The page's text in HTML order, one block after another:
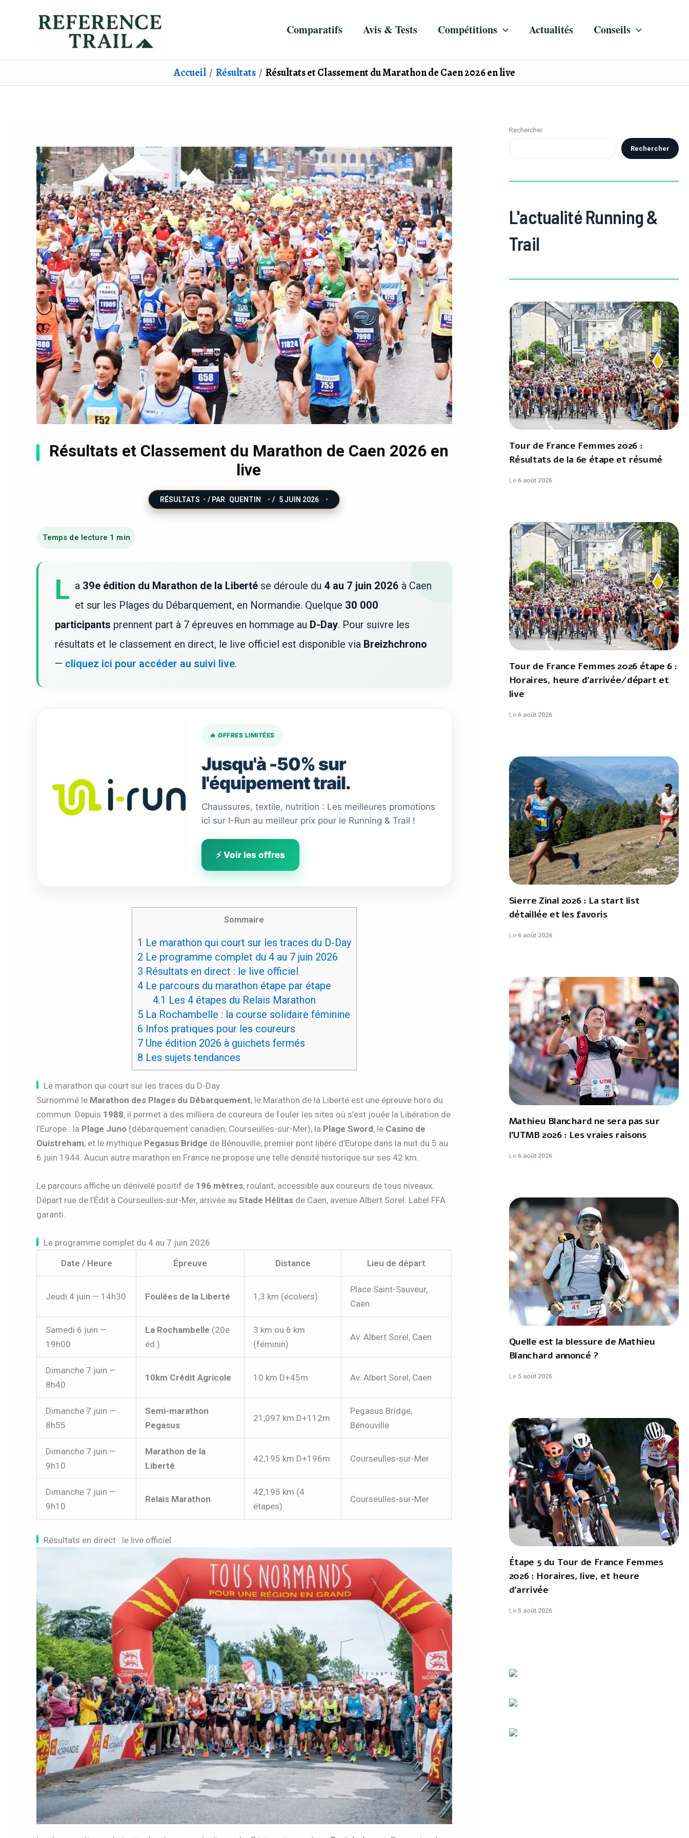
Comparatifs Avis & Tests Compétitions Actualités Conseils
Accueil Résultats Résultats et Classement du Marathon de Caen 2026 en live
Résultats et Classement du Marathon de Caen 2026 en
live
RÉSULTATS / PAR QUENTIN / 5 JUIN 2026
L a 39e édition du Marathon de la Liberté se déroule du 4 au 7 juin 2026 à Caen
et sur les Plages du Débarquement, en Normandie. Quelque 30 000
participants prennent part à 7 épreuves en hommage au D-Day. Pour suivre les
résultats et le classement en direct, le live officiel est disponible via Breizhchrono
— cliquez ici pour accéder au suivi live.
🔥 OFFRES LIMITÉES
Jusqu'à -50% sur
l'équipement trail.
Chaussures, textile, nutrition : Les meilleures promotions
ici sur I-Run au meilleur prix pour le Running & Trail !
⚡ Voir les offres
Sommaire
1 Le marathon qui court sur les traces du D-Day
2 Le programme complet du 4 au 7 juin 2026
3 Résultats en direct : le live officiel
4Le parcours du marathon étape par étape
4.1 Les 4 étapes du Relais Marathon
5La Rochambelle : la course solidaire féminine
6 Infos pratiques pour les coureurs
7Une édition 2026 à guichets fermés
8 Les sujets tendances
Le marathon qui court sur les traces du D-Day
Surnommé le Marathon des Plages du Débarquement, le Marathon de la Liberté est une épreuve hors du
commun. Depuis 1988, il permet à des milliers de coureurs de fouler les sites où s’est jouée la Libération de
l’Europe : la Plage Juno (débarquement canadien, Courseulles-sur-Mer), la Plage Sword, le Casino de
Ouistreham, et le mythique Pegasus Bridge de Bénouville, premier pont libéré d’Europe dans la nuit du 5 au
6 juin 1944. Aucun autre marathon en France ne propose une telle densité historique sur ses 42 km.
Le parcours affiche un dénivelé positif de 196 mètres, roulant, accessible aux coureurs de tous niveaux.
Départ rue de l’Édit à Courseulles-sur-Mer, arrivée au Stade Hélitas de Caen, avenue Albert Sorel. Label FFA
garanti.
Le programme complet du 4 au 7 juin 2026
Date / Heure
Épreuve Distance Lieu de départ
Jeudi 4 juin — 14h30 Foulées de la Liberté 1,3 km (écoliers)
Place Saint-Sauveur,
Caen
Samedi 6 juin —
19h00
La Rochambelle (20e
éd.)
3 km ou 6 km
(féminin)
Av. Albert Sorel, Caen
Dimanche 7 juin —
8h40
10km Crédit Agricole 10 km D+45m Av. Albert Sorel, Caen
Dimanche 7 juin —
8h55
Semi-marathon
Pegasus
21,097 km D+112m
Pegasus Bridge,
Bénouville
Dimanche 7 juin —
9h10
Marathon de la
Liberté
42,195 km D+196m Courseulles-sur-Mer
Dimanche 7 juin —
9h10
Relais Marathon
42,195 km (4
étapes)
Courseulles-sur-Mer
Résultats en direct : le live officiel
Rechercher
Rechercher
L'actualité Running &
Trail
Tour de France Femmes 2026 :
Résultats de la 6e étape et résumé
Le 6 août 2026
Tour de France Femmes 2026 étape 6 :
Horaires, heure d'arrivée/départ et
live
Le 6 août 2026
Sierre Zinal 2026 : La start list
détaillée et les favoris
Le 6 août 2026
Mathieu Blanchard ne sera pas sur
l'UTMB 2026 : Les vraies raisons
Le 6 août 2026
Quelle est la blessure de Mathieu
Blanchard annoncé ?
Le 5 août 2026
Étape 5 du Tour de France Femmes
2026 : Horaires, live, et heure
d'arrivée
Le 5 août 2026